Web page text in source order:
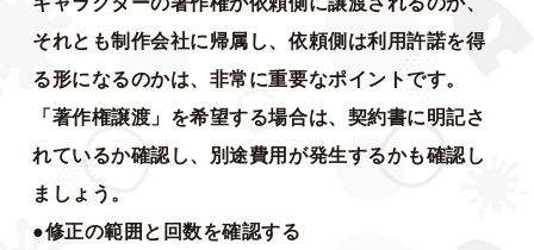
それとも制作会社に帰属し、依頼側は利用許諾を得
る形になるのかは、非常に重要なポイントです。
「著作権譲渡」を希望する場合は、契約書に明記さ
れているか確認し、別途費用が発生するかも確認し
ましょう。
●修正の範囲と回数を確認する